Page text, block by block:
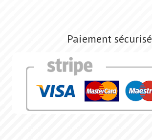
Paiement sécurisé